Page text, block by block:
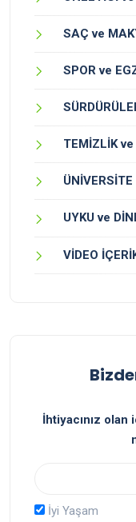
SAÇ ve
SPOR ve
TEMİZLİK ve
UYKU ve
VİDEO
İhtiyacınız
İyi Yaşam